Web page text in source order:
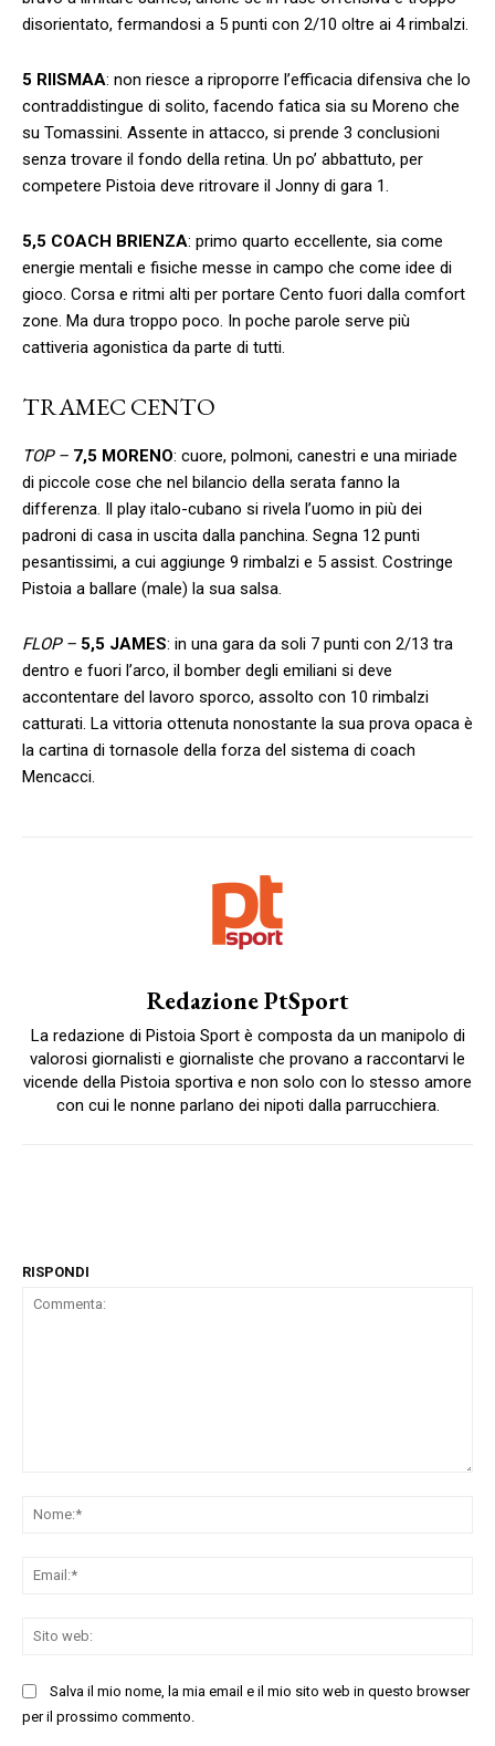
disorientato, fermandosi a 5 punti con 2/10 oltre ai 4 rimbalzi.
5 RIISMAA: non riesce a riproporre l’efficacia difensiva che lo
contraddistingue di solito, facendo fatica sia su Moreno che
su Tomassini. Assente in attacco, si prende 3 conclusioni
senza trovare il fondo della retina. Un po’ abbattuto, per
competere Pistoia deve ritrovare il Jonny di gara 1.
5,5 COACH BRIENZA: primo quarto eccellente, sia come
energie mentali e fisiche messe in campo che come idee di
gioco. Corsa e ritmi alti per portare Cento fuori dalla comfort
zone. Ma dura troppo poco. In poche parole serve più
cattiveria agonistica da parte di tutti.
TRAMEC CENTO
TOP – 7,5 MORENO: cuore, polmoni, canestri e una miriade
di piccole cose che nel bilancio della serata fanno la
differenza. Il play italo-cubano si rivela l’uomo in più dei
padroni di casa in uscita dalla panchina. Segna 12 punti
pesantissimi, a cui aggiunge 9 rimbalzi e 5 assist. Costringe
Pistoia a ballare (male) la sua salsa.
FLOP – 5,5 JAMES: in una gara da soli 7 punti con 2/13 tra
dentro e fuori l’arco, il bomber degli emiliani si deve
accontentare del lavoro sporco, assolto con 10 rimbalzi
catturati. La vittoria ottenuta nonostante la sua prova opaca è
la cartina di tornasole della forza del sistema di coach
Mencacci.
Redazione PtSport
La redazione di Pistoia Sport è composta da un manipolo di
valorosi giornalisti e giornaliste che provano a raccontarvi le
vicende della Pistoia sportiva e non solo con lo stesso amore
con cui le nonne parlano dei nipoti dalla parrucchiera.
RISPONDI
Salva il mio nome, la mia email e il mio sito web in questo browser
per il prossimo commento.